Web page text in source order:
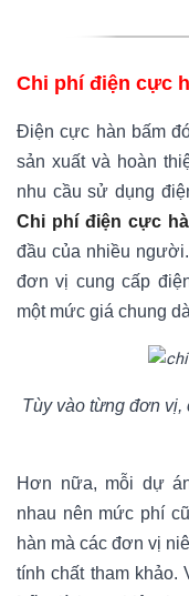
Chi phí điện cực
Điện cực hàn bấm
sản xuất và hoàn
nhu cầu sử dụng
Chi phí điện cực
đầu của nhiều
đơn vị cung cấp
một mức giá chung
Tùy vào từng đơn vị,
Hơn nữa, mỗi dự
nhau nên mức phí
hàn mà các đơn vị
tính chất tham khảo.